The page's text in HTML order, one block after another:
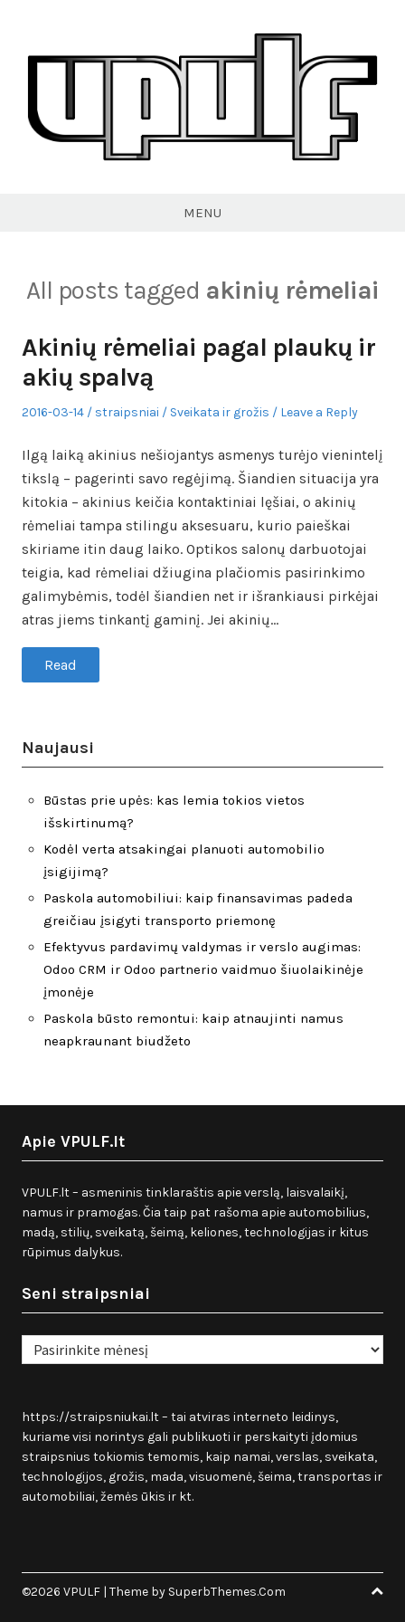
content
MENU
All posts tagged akinių rėmeliai
Akinių rėmeliai pagal plaukų ir
akių spalvą
Posted
2016-03-14 Author
straipsniai
Posted
Sveikata ir grožis Leave a Reply
Ilgą laiką akinius nešiojantys asmenys turėjo vienintelį
tikslą – pagerinti savo regėjimą. Šiandien situacija yra
kitokia – akinius keičia kontaktiniai lęšiai, o akinių
rėmeliai tampa stilingu aksesuaru, kurio paieškai
skiriame itin daug laiko. Optikos salonų darbuotojai
teigia, kad rėmeliai džiugina plačiomis pasirinkimo
galimybėmis, todėl šiandien net ir išrankiausi pirkėjai
atras jiems tinkantį gaminį. Jei akinių…
Read
Naujausi
Būstas prie upės: kas lemia tokios vietos
išskirtinumą?
Kodėl verta atsakingai planuoti automobilio
įsigijimą?
Paskola automobiliui: kaip finansavimas padeda
greičiau įsigyti transporto priemonę
Efektyvus pardavimų valdymas ir verslo augimas:
Odoo CRM ir Odoo partnerio vaidmuo šiuolaikinėje
įmonėje
Paskola būsto remontui: kaip atnaujinti namus
neapkraunant biudžeto
Apie VPULF.lt
VPULF.lt – asmeninis tinklaraštis apie verslą, laisvalaikį,
namus ir pramogas. Čia taip pat rašoma apie automobilius,
madą, stilių, sveikatą, šeimą, keliones, technologijas ir kitus
rūpimus dalykus.
Seni straipsniai
Seni
straipsniai
https://straipsniukai.lt– tai atviras interneto leidinys,
kuriame visi norintys gali publikuoti ir perskaityti įdomius
straipsnius tokiomis temomis, kaip namai, verslas, sveikata,
technologijos, grožis, mada, visuomenė, šeima, transportas ir
automobiliai, žemės ūkis ir kt.
©2026 VPULF | Theme by SuperbThemes.Com